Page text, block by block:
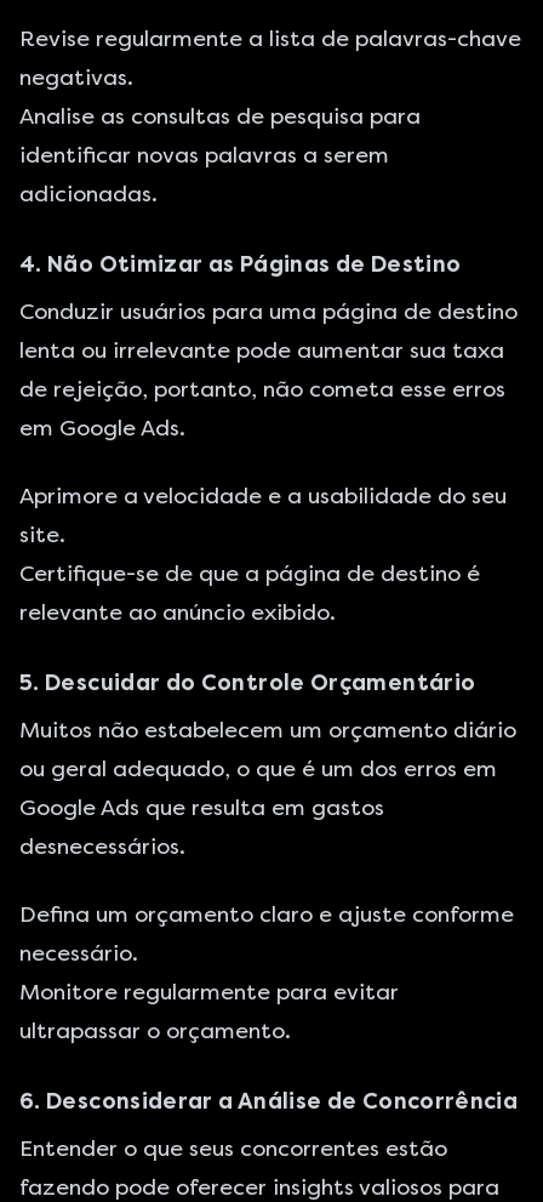
Revise regularmente a lista de palavras-chave
negativas.
Analise as consultas de pesquisa para
identificar novas palavras a serem
adicionadas.
4. Não Otimizar as Páginas de Destino
Conduzir usuários para uma página de destino
lenta ou irrelevante pode aumentar sua taxa
de rejeição, portanto, não cometa esse erros
em Google Ads.
Aprimore a velocidade e a usabilidade do seu
site.
Certifique-se de que a página de destino é
relevante ao anúncio exibido.
5. Descuidar do Controle Orçamentário
Muitos não estabelecem um orçamento diário
ou geral adequado, o que é um dos erros em
Google Ads que resulta em gastos
desnecessários.
Defina um orçamento claro e ajuste conforme
necessário.
Monitore regularmente para evitar
ultrapassar o orçamento.
6. Desconsiderar a Análise de Concorrência
Entender o que seus concorrentes estão
fazendo pode oferecer insights valiosos para